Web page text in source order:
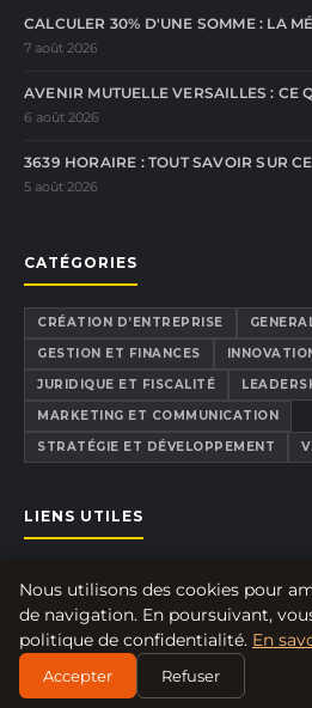
CALCULER 30% D'UNE SOMME : LA
7 août 2026
AVENIR MUTUELLE VERSAILLES : CE
6 août 2026
3639 HORAIRE : TOUT SAVOIR SUR
5 août 2026
CATÉGORIES
CRÉATION D’ENTREPRISE
GESTION ET FINANCES
JURIDIQUE ET FISCALITÉ
MARKETING ET COMMUNICATION
STRATÉGIE ET DÉVELOPPEMENT
LIENS UTILES
À PROPOS
MENTIONS LÉGALES
CONFIDENTIALITÉ
PLAN DU SITE
Nous utilisons des cookies pour
de navigation. En poursuivant,
politique de confidentialité. En
Accepter Refuser